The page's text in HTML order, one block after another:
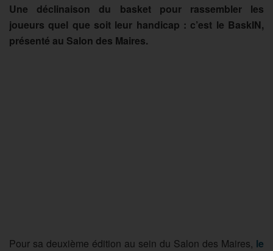
Une déclinaison du basket pour rassembler les
joueurs quel que soit leur handicap : c’est le BaskIN,
présenté au Salon des Maires.
Pour sa deuxième édition au sein du Salon des Maires, le